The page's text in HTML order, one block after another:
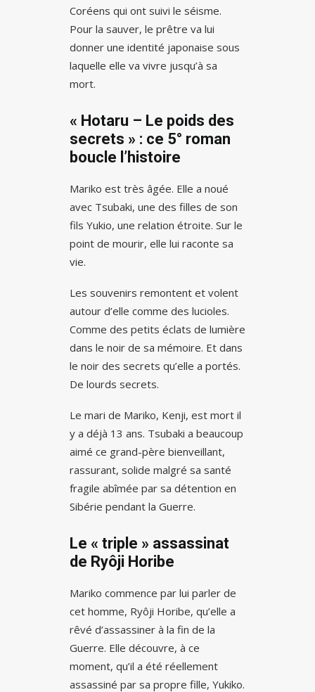
Coréens qui ont suivi le séisme.
Pour la sauver, le prêtre va lui
donner une identité japonaise sous
laquelle elle va vivre jusqu’à sa
mort.
« Hotaru – Le poids des
secrets » : ce 5° roman
boucle l’histoire
Mariko est très âgée. Elle a noué
avec Tsubaki, une des filles de son
fils Yukio, une relation étroite. Sur le
point de mourir, elle lui raconte sa
vie.
Les souvenirs remontent et volent
autour d’elle comme des lucioles.
Comme des petits éclats de lumière
dans le noir de sa mémoire. Et dans
le noir des secrets qu’elle a portés.
De lourds secrets.
Le mari de Mariko, Kenji, est mort il
y a déjà 13 ans. Tsubaki a beaucoup
aimé ce grand-père bienveillant,
rassurant, solide malgré sa santé
fragile abîmée par sa détention en
Sibérie pendant la Guerre.
Le « triple » assassinat
de Ryôji Horibe
Mariko commence par lui parler de
cet homme, Ryôji Horibe, qu’elle a
rêvé d’assassiner à la fin de la
Guerre. Elle découvre, à ce
moment, qu’il a été réellement
assassiné par sa propre fille, Yukiko.